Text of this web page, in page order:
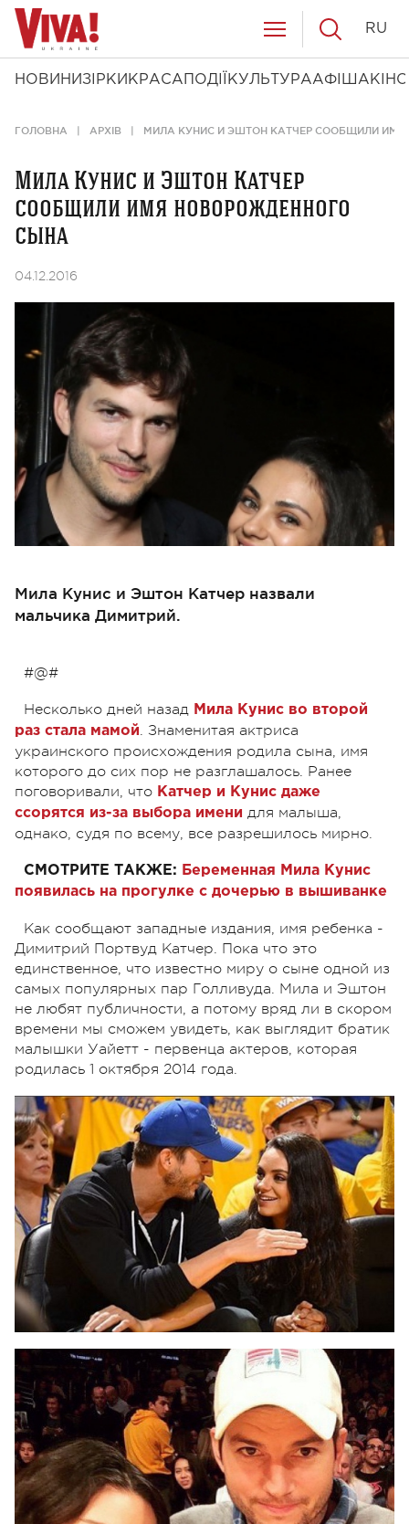
НОВИНИ ЗІРКИ КРАСА ПОДІЇ КУЛЬТУРААФІША КІНО
RU
ГОЛОВНА АРХІВ МИЛА КУНИС И ЭШТОН КАТЧЕР СООБЩИЛИ
Мила Кунис и Эштон Катчер
сообщили имя новорожденного
сына
04.12.2016
Мила Кунис и Эштон Катчер назвали
мальчика Димитрий.
#@#
Несколько дней назад Мила Кунис во второй
раз стала мамой. Знаменитая актриса
украинского происхождения родила сына, имя
которого до сих пор не разглашалось. Ранее
поговоривали, что Катчер и Кунис даже
ссорятся из-за выбора имени для малыша,
однако, судя по всему, все разрешилось мирно.
СМОТРИТЕ ТАКЖЕ: Беременная Мила Кунис
появилась на прогулке с дочерью в вышиванке
Как сообщают западные издания, имя ребенка -
Димитрий Портвуд Катчер. Пока что это
единственное, что известно миру о сыне одной из
самых популярных пар Голливуда. Мила и Эштон
не любят публичности, а потому вряд ли в скором
времени мы сможем увидеть, как выглядит братик
малышки Уайетт - первенца актеров, которая
родилась 1 октября 2014 года.